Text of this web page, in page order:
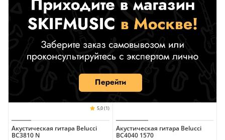
Акустическая гитара Belucci
BC3810 N
Акустическая гитара Belucci
BC4040 1570